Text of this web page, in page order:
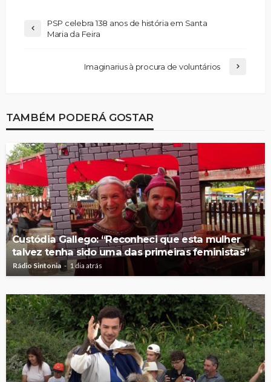
PSP celebra 138 anos de história em Santa
Maria da Feira
Imaginarius à procura de voluntários
TAMBÉM PODERÁ GOSTAR
Custódia Gallego: “Reconheci que esta mulher
talvez tenha sido uma das primeiras feministas”
Rádio Sintonia 1 dia atrás